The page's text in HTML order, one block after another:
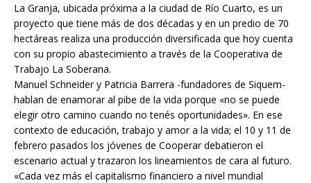
La Granja, ubicada próxima a la ciudad de Río Cuarto, es un
proyecto que tiene más de dos décadas y en un predio de 70
hectáreas realiza una producción diversificada que hoy cuenta
con su propio abastecimiento a través de la Cooperativa de
Trabajo La Soberana.
Manuel Schneider y Patricia Barrera -fundadores de Siquem-
hablan de enamorar al pibe de la vida porque «no se puede
elegir otro camino cuando no tenés oportunidades». En ese
contexto de educación, trabajo y amor a la vida; el 10 y 11 de
febrero pasados los jóvenes de Cooperar debatieron el
escenario actual y trazaron los lineamientos de cara al futuro.
«Cada vez más el capitalismo financiero a nivel mundial